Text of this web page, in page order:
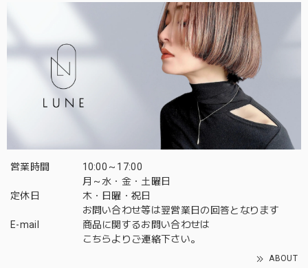
営業時間
10:00～17:00
月～水・金・土曜日
定休日
木・日曜・祝日
お問い合わせ等は翌営業日の回答となります
E-mail
商品に関するお問い合わせは
こちらよりご連絡下さい。
ABOUT